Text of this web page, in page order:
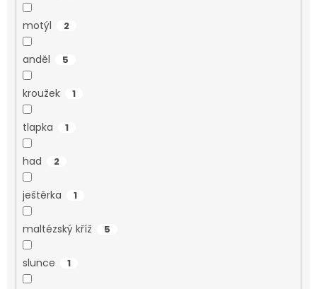
motýl 2
anděl 5
kroužek 1
tlapka 1
had 2
ještěrka 1
maltézský kříž 5
slunce 1